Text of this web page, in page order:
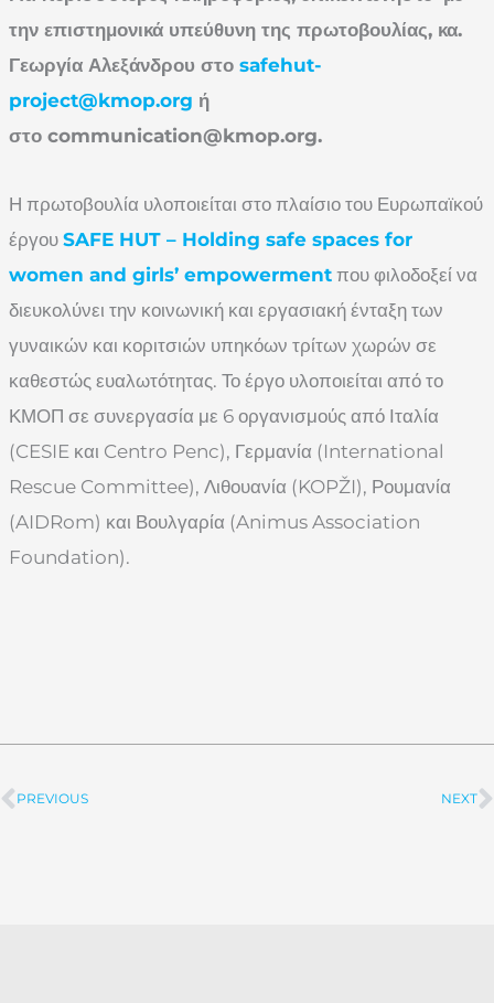
την επιστημονικά υπεύθυνη της πρωτοβουλίας, κα.
Γεωργία Αλεξάνδρου στο safehut-
project@kmop.org ή
στο communication@kmop.org.
Η πρωτοβουλία υλοποιείται στο πλαίσιο του Ευρωπαϊκού
έργου SAFE HUT – Holding safe spaces for
women and girls’ empowerment που φιλοδοξεί να
διευκολύνει την κοινωνική και εργασιακή ένταξη των
γυναικών και κοριτσιών υπηκόων τρίτων χωρών σε
καθεστώς ευαλωτότητας. Το έργο υλοποιείται από το
ΚΜΟΠ σε συνεργασία με 6 οργανισμούς από Ιταλία
(CESIE και Centro Penc), Γερμανία (International
Rescue Committee), Λιθουανία (KOPŽI), Ρουμανία
(AIDRom) και Βουλγαρία (Animus Association
Foundation).
Prev
PREVIOUS NEXT